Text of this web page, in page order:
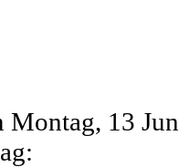
Montag, 13